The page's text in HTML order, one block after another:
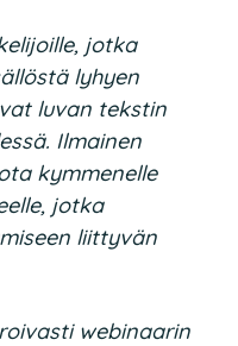
jotka
lyhyen
luvan tekstin
Ilmainen
kymmenelle
jotka
liittyvän
webinaarin